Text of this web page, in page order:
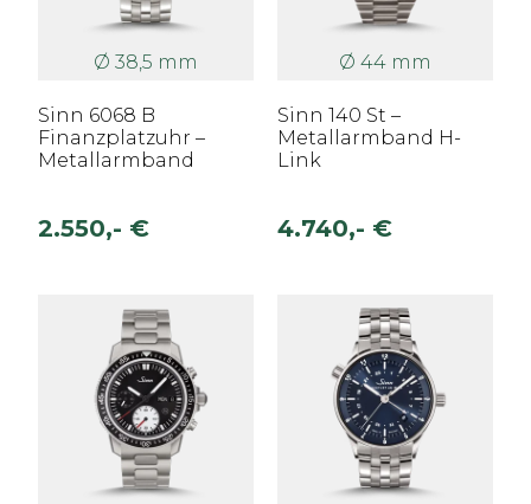
Ø 38,5 mm
Sinn 6068 B
Finanzplatzuhr –
Metallarmband
2.550,- €
Ø 44 mm
Sinn 140 St –
Metallarmband H-
Link
4.740,- €